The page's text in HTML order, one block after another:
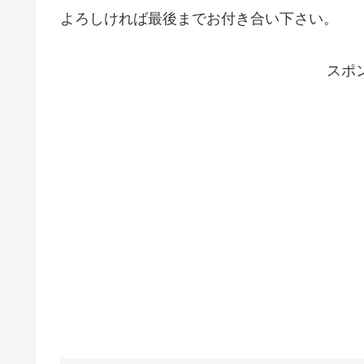
よろしければ最後までお付き合い下さい。
スポ